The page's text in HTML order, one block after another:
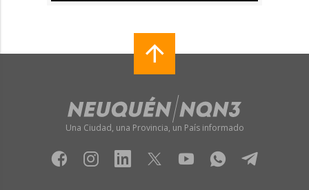
Una Ciudad, una Provincia, un País informado